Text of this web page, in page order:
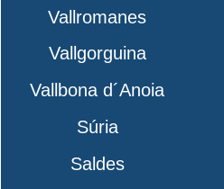
Vallromanes
Vallgorguina
Vallbona d´Anoia
Súria
Saldes